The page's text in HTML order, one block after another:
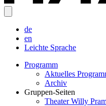
de
en
Leichte Sprache
Programm
Aktuelles
Archiv
Gruppen-Seiten
Theater Willy